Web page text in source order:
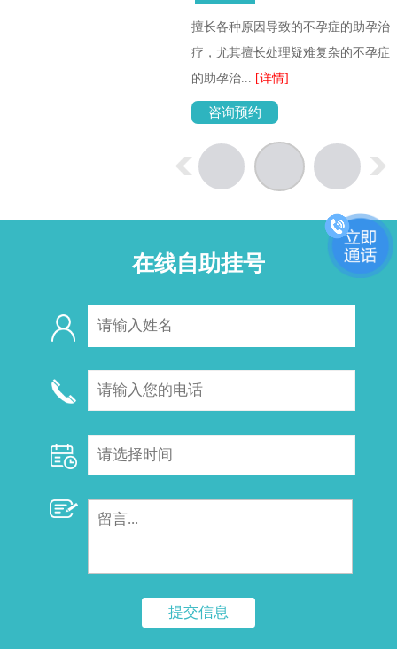
擅长各种原因导致的不孕症的助孕治
疗，尤其擅长处理疑难复杂的不孕症
的助孕治... [详情]
咨询预约
在线自助挂号
提交信息